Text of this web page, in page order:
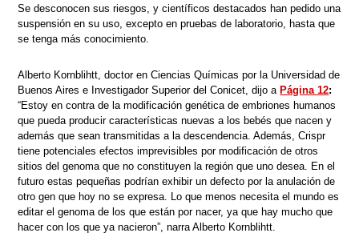
Se desconocen sus riesgos, y científicos destacados han pedido una
suspensión en su uso, excepto en pruebas de laboratorio, hasta que
se tenga más conocimiento.
Alberto Kornblihtt, doctor en Ciencias Químicas por la Universidad de
Buenos Aires e Investigador Superior del Conicet, dijo a Página 12:
“Estoy en contra de la modificación genética de embriones humanos
que pueda producir características nuevas a los bebés que nacen y
además que sean transmitidas a la descendencia. Además, Crispr
tiene potenciales efectos imprevisibles por modificación de otros
sitios del genoma que no constituyen la región que uno desea. En el
futuro estas pequeñas podrían exhibir un defecto por la anulación de
otro gen que hoy no se expresa. Lo que menos necesita el mundo es
editar el genoma de los que están por nacer, ya que hay mucho que
hacer con los que ya nacieron”, narra Alberto Kornblihtt.